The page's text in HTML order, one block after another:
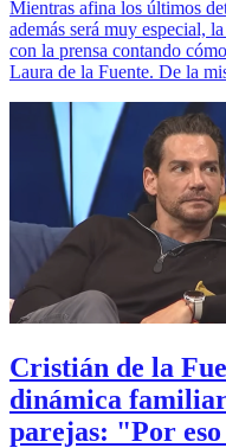
Mientras afina los últimos
además será muy especial,
con la prensa contando
Laura de la Fuente. De la
Cristián de la
dinámica familiar
parejas: "Por